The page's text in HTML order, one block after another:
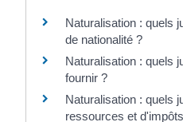
Naturalisation : quels
de nationalité ?
Naturalisation : quels
fournir ?
Naturalisation : quels
ressources et